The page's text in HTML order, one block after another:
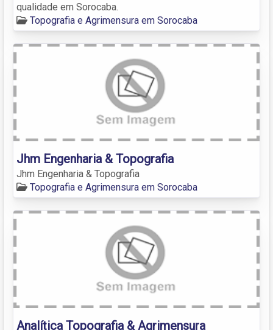
qualidade em Sorocaba.
Topografia e Agrimensura em Sorocaba
Jhm Engenharia & Topografia
Jhm Engenharia & Topografia
Topografia e Agrimensura em Sorocaba
Analítica Topografia & Agrimensura